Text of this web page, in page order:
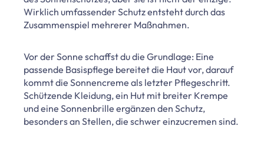
Wirklich umfassender Schutz entsteht durch das
Zusammenspiel mehrerer Maßnahmen.
Vor der Sonne schaffst du die Grundlage: Eine
passende Basispflege bereitet die Haut vor, darauf
kommt die Sonnencreme als letzter Pflegeschritt.
Schützende Kleidung, ein Hut mit breiter Krempe
und eine Sonnenbrille ergänzen den Schutz,
besonders an Stellen, die schwer einzucremen sind.